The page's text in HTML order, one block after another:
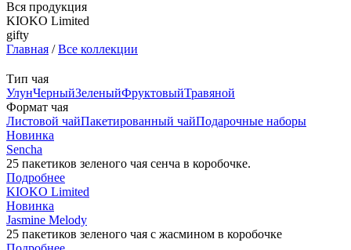
Вся продукция
KIOKO Limited
gifty
Главная /Все коллекции
Тип чая
УлунЧерныйЗеленыйФруктовыйТравяной
Формат чая
Листовой чайПакетированный чайПодарочныe наборы
Новинка
Sencha
25 пакетиков зеленого чая сенча в коробочке.
Подробнее
KIOKO Limited
Новинка
Jasmine Melody
25 пакетиков зеленого чая с жасмином в коробочке